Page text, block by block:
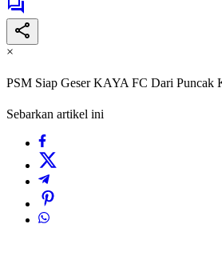
×
PSM Siap Geser KAYA FC Dari Puncak
Sebarkan artikel ini